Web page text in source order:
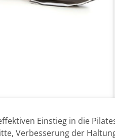
Einstieg in die
Verbesserung der